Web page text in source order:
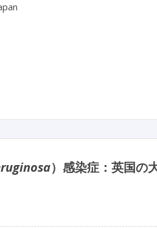
）感染症：英国の